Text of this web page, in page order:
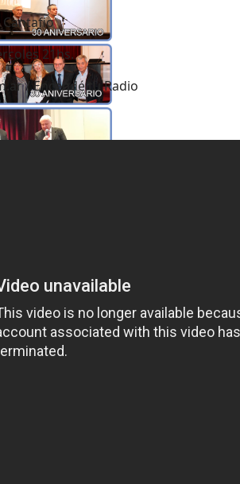
Cantafio
21hs.
/ Encendé tu Radio